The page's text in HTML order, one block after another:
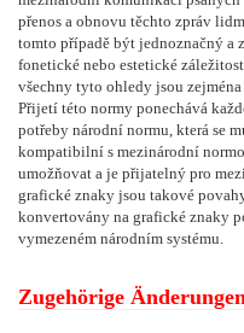
přenos a obnovu těchto zpráv
tomto případě být jednoznačný a
fonetické nebo estetické
všechny tyto ohledy jsou
Přijetí této normy ponechává
potřeby národní normu, která se
kompatibilní s mezinárodní
umožňovat a je přijatelný pro
grafické znaky jsou takové
konvertovány na grafické znaky
vymezeném národním systému.
Zugehörige